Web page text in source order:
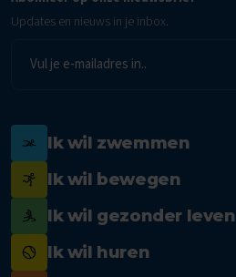
Updates en nieuws in je inbox.
mailadres
Ik wil zwemmen
Ik wil bewegen
Ik wil gezonder leven
Ik wil huren